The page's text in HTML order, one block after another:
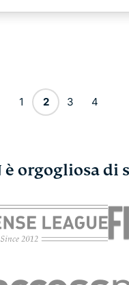
1 2 3 4
è orgogliosa di